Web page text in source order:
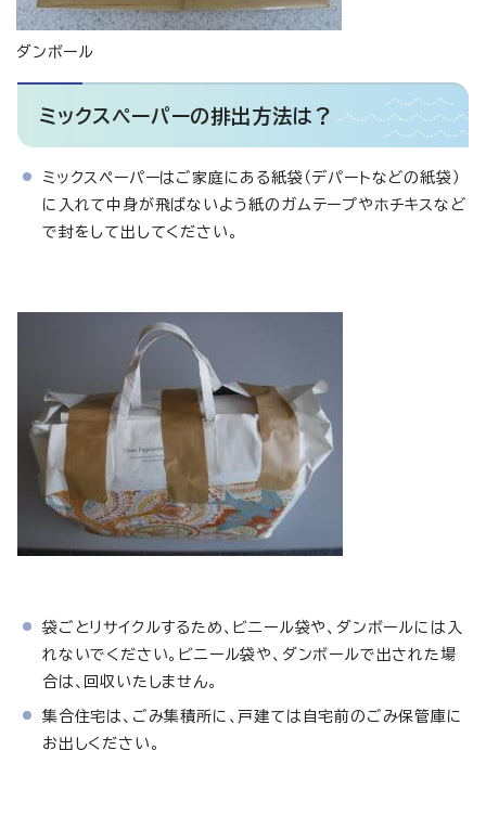
ダンボール
ミックスペーパーの排出方法は？
ミックスペーパーはご家庭にある紙袋（デパートなどの紙袋）
に入れて中身が飛ばないよう紙のガムテープやホチキスなど
で封をして出してください。
袋ごとリサイクルするため、ビニール袋や、ダンボールには入
れないでください。ビニール袋や、ダンボールで出された場
合は、回収いたしません。
集合住宅は、ごみ集積所に、戸建ては自宅前のごみ保管庫に
お出しください。